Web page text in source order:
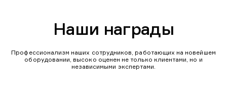
Наши награды
Профессионализм наших сотрудников, работающих на новейшем
оборудовании, высоко оценен не только клиентами, но и
независимыми экспертами.